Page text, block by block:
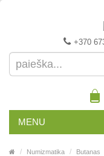
+370
MENU
Numizmatika Butanas